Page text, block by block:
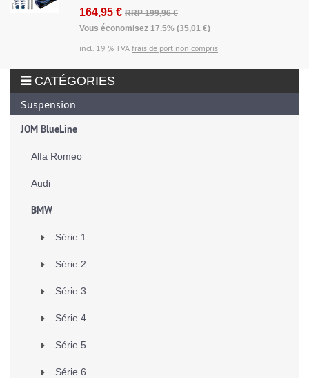
164,95 € RRP 199,96 €
Vous économisez 17.5% (35,01 €)
incl. 19 % TVA frais de port non compris
CATÉGORIES
Suspension
JOM BlueLine
Alfa Romeo
Audi
BMW
Série 1
Série 2
Série 3
Série 4
Série 5
Série 6